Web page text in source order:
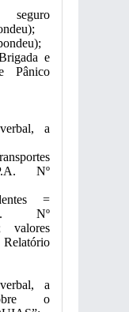
e
Pânico
a
Nº
=
Nº
valores
a
o